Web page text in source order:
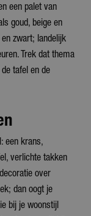
een palet van
goud, beige en
zwart; landelijk
Trek dat thema
tafel en de
een krans,
verlichte takken
over
dan oogt je
bij je woonstijl